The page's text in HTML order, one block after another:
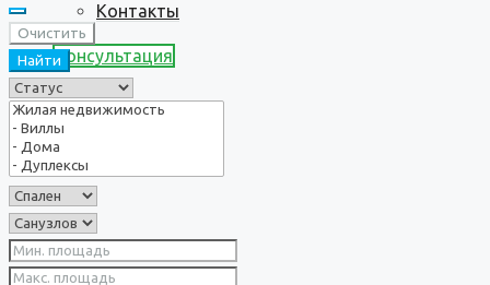
Контакты
Консультация
Очистить
Найти